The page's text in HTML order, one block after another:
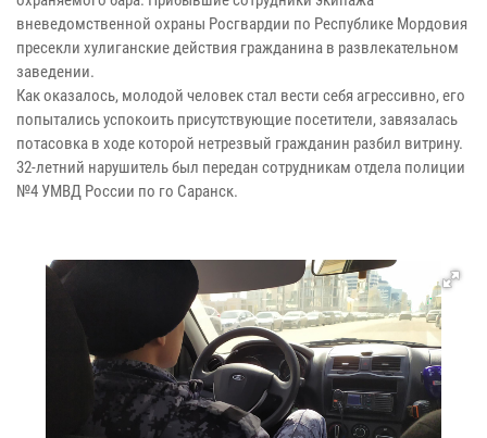
вневедомственной охраны Росгвардии по Республике Мордовия
пресекли хулиганские действия гражданина в развлекательном
заведении.
Как оказалось, молодой человек стал вести себя агрессивно, его
попытались успокоить присутствующие посетители, завязалась
потасовка в ходе которой нетрезвый гражданин разбил витрину.
32-летний нарушитель был передан сотрудникам отдела полиции
№4 УМВД России по го Саранск.